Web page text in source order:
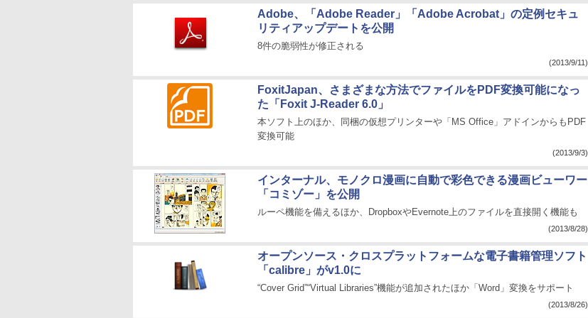
Adobe、「Adobe Reader」「Adobe Acrobat」の定例セキュ
リティアップデートを公開
8件の脆弱性が修正される
(2013/9/11)
FoxitJapan、さまざまな方法でファイルをPDF変換可能になっ
た「Foxit J-Reader 6.0」
本ソフト上のほか、同梱の仮想プリンターや「MS Office」アドインからもPDF
変換可能
(2013/9/3)
インターナル、モノクロ漫画に自動で彩色できる漫画ビューワー
「コミゾー」を公開
ルーペ機能を備えるほか、DropboxやEvernote上のファイルを直接開く機能も
(2013/8/28)
オープンソース・クロスプラットフォームな電子書籍管理ソフト
「calibre」がv1.0に
“Cover Grid”“Virtual Libraries”機能が追加されたほか「Word」変換をサポート
(2013/8/26)